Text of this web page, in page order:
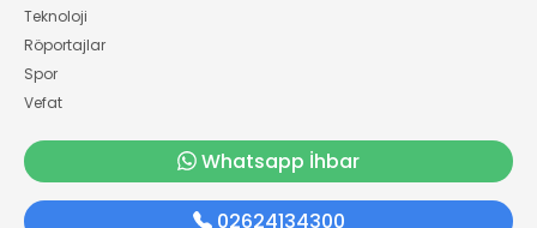
Teknoloji
Röportajlar
Spor
Vefat
Whatsapp İhbar
02624134300